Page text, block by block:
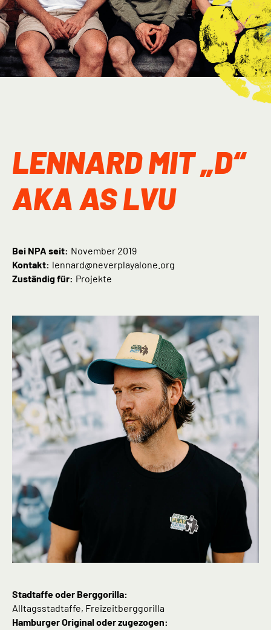
LENNARD MIT „D“
AKA AS LVU
Bei NPA seit: November 2019
Kontakt: lennard@neverplayalone.org
Zuständig für: Projekte
Stadtaffe oder Berggorilla:
Alltagsstadtaffe, Freizeitberggorilla
Hamburger Original oder zugezogen: